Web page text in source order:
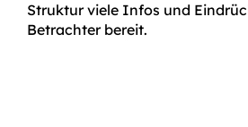
Struktur viele Infos und
Betrachter bereit.